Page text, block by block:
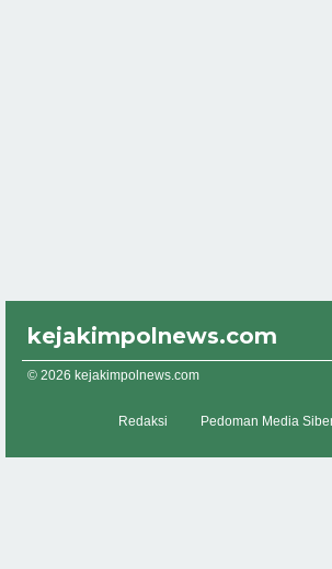
kejakimpolnews.com
© 2026 kejakimpolnews.com
Redaksi Pedoman Media